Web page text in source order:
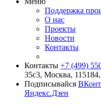
Поддержка
О нас
Проекты
Новости
Контакты
Контакты +7 (499)
35с3, Москва,
Подписывайся
Яндекс.Дзен